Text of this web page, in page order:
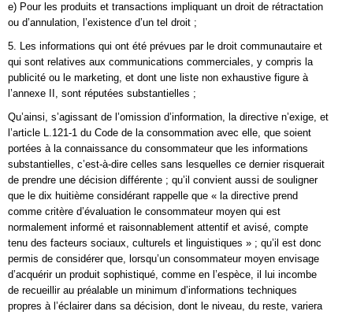
e) Pour les produits et transactions impliquant un droit de rétractation
ou d’annulation, l’existence d’un tel droit ;
5. Les informations qui ont été prévues par le droit communautaire et
qui sont relatives aux communications commerciales, y compris la
publicité ou le marketing, et dont une liste non exhaustive figure à
l’annexe II, sont réputées substantielles ;
Qu’ainsi, s’agissant de l’omission d’information, la directive n’exige, et
l’article L.121-1 du Code de la consommation avec elle, que soient
portées à la connaissance du consommateur que les informations
substantielles, c’est-à-dire celles sans lesquelles ce dernier risquerait
de prendre une décision différente ; qu’il convient aussi de souligner
que le dix huitième considérant rappelle que « la directive prend
comme critère d’évaluation le consommateur moyen qui est
normalement informé et raisonnablement attentif et avisé, compte
tenu des facteurs sociaux, culturels et linguistiques » ; qu’il est donc
permis de considérer que, lorsqu’un consommateur moyen envisage
d’acquérir un produit sophistiqué, comme en l’espèce, il lui incombe
de recueillir au préalable un minimum d’informations techniques
propres à l’éclairer dans sa décision, dont le niveau, du reste, variera